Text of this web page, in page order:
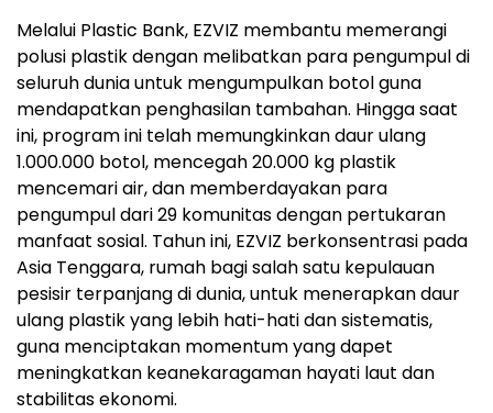
Melalui Plastic Bank, EZVIZ membantu memerangi
polusi plastik dengan melibatkan para pengumpul di
seluruh dunia untuk mengumpulkan botol guna
mendapatkan penghasilan tambahan. Hingga saat
ini, program ini telah memungkinkan daur ulang
1.000.000 botol, mencegah 20.000 kg plastik
mencemari air, dan memberdayakan para
pengumpul dari 29 komunitas dengan pertukaran
manfaat sosial. Tahun ini, EZVIZ berkonsentrasi pada
Asia Tenggara, rumah bagi salah satu kepulauan
pesisir terpanjang di dunia, untuk menerapkan daur
ulang plastik yang lebih hati-hati dan sistematis,
guna menciptakan momentum yang dapet
meningkatkan keanekaragaman hayati laut dan
stabilitas ekonomi.